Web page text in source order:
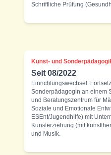
Schriftliche Prüfung
Kunst- und
Seit 08/2022
Einrichtungswechsel:
Sonderpädagogin an einem
und Beratungszentrum für
Soziale und Emotionale
ESEnt/Jugendhilfe) mit
Kunsterziehung (mit
und Musik.